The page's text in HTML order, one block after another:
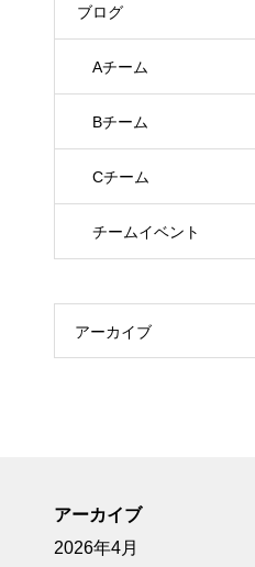
ブログ
Aチーム
Bチーム
Cチーム
チームイベント
アーカイブ
アーカイブ
2026年4月